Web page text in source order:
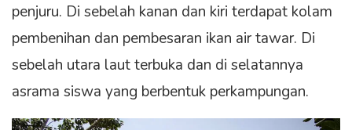
penjuru. Di sebelah kanan dan kiri terdapat kolam
pembenihan dan pembesaran ikan air tawar. Di
sebelah utara laut terbuka dan di selatannya
asrama siswa yang berbentuk perkampungan.